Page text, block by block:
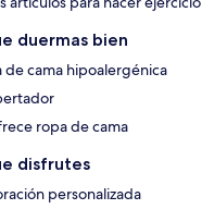
duermas bien
de cama hipoalergénica
ropa de cama
disfrutes
personalizada